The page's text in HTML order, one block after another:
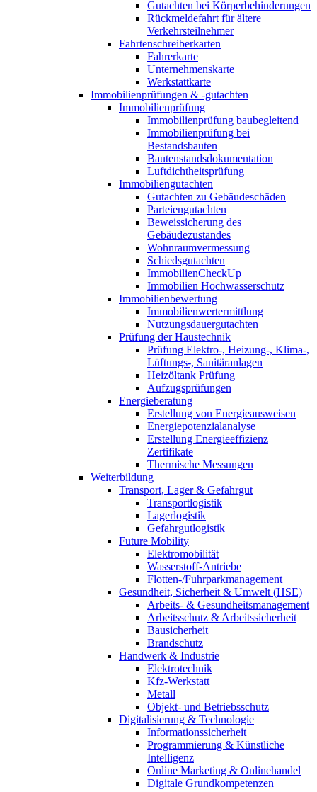
Gutachten bei Körperbehinderungen
Rückmeldefahrt für ältere
Verkehrsteilnehmer
Fahrtenschreiberkarten
Fahrerkarte
Unternehmenskarte
Werkstattkarte
Immobilienprüfungen & -gutachten
Immobilienprüfung
Immobilienprüfung baubegleitend
Immobilienprüfung bei
Bestandsbauten
Bautenstandsdokumentation
Luftdichtheitsprüfung
Immobiliengutachten
Gutachten zu Gebäudeschäden
Parteiengutachten
Beweissicherung des
Gebäudezustandes
Wohnraumvermessung
Schiedsgutachten
ImmobilienCheckUp
Immobilien Hochwasserschutz
Immobilienbewertung
Immobilienwertermittlung
Nutzungsdauergutachten
Prüfung der Haustechnik
Prüfung Elektro-, Heizung-, Klima-,
Lüftungs-, Sanitäranlagen
Heizöltank Prüfung
Aufzugsprüfungen
Energieberatung
Erstellung von Energieausweisen
Energiepotenzialanalyse
Erstellung Energieeffizienz
Zertifikate
Thermische Messungen
Weiterbildung
Transport, Lager & Gefahrgut
Transportlogistik
Lagerlogistik
Gefahrgutlogistik
Future Mobility
Elektromobilität
Wasserstoff-Antriebe
Flotten-/Fuhrparkmanagement
Gesundheit, Sicherheit & Umwelt (HSE)
Arbeits- & Gesundheitsmanagement
Arbeitsschutz & Arbeitssicherheit
Bausicherheit
Brandschutz
Handwerk & Industrie
Elektrotechnik
Kfz-Werkstatt
Metall
Objekt- und Betriebsschutz
Digitalisierung & Technologie
Informationssicherheit
Programmierung & Künstliche
Intelligenz
Online Marketing & Onlinehandel
Digitale Grundkompetenzen